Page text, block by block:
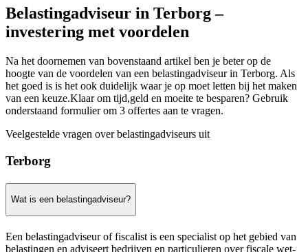
Belastingadviseur in Terborg –
investering met voordelen
Na het doornemen van bovenstaand artikel ben je beter op de
hoogte van de voordelen van een belastingadviseur in Terborg. Als
het goed is is het ook duidelijk waar je op moet letten bij het maken
van een keuze.Klaar om tijd,geld en moeite te besparen? Gebruik
onderstaand formulier om 3 offertes aan te vragen.
Veelgestelde vragen over belastingadviseurs uit
Terborg
Wat is een belastingadviseur?
Een belastingadviseur of fiscalist is een specialist op het gebied van
belastingen en adviseert bedrijven en particulieren over fiscale wet-